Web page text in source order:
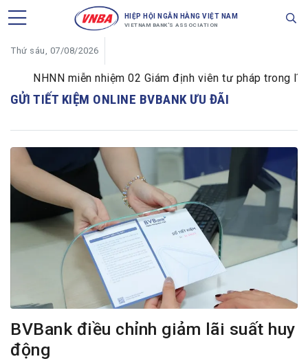
HIỆP HỘI NGÂN HÀNG VIỆT NAM
VIETNAM BANK'S ASSOCIATION
Thứ sáu, 07/08/2026
NHNN miễn nhiệm 02 Giám định viên tư pháp trong lĩnh
GỬI TIẾT KIỆM ONLINE BVBANK ƯU ĐÃI
BVBank điều chỉnh giảm lãi suất huy
động